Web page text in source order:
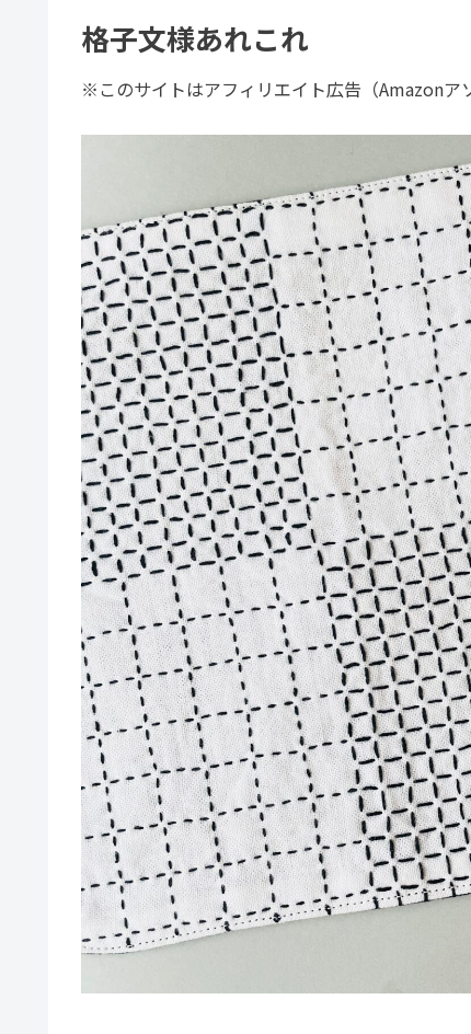
格子文様あれこれ
※このサイトはアフィリエイト広告（Amazonア